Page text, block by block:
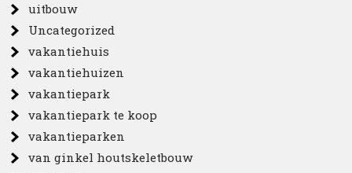
uitbouw
Uncategorized
vakantiehuis
vakantiehuizen
vakantiepark
vakantiepark te koop
vakantieparken
van ginkel houtskeletbouw